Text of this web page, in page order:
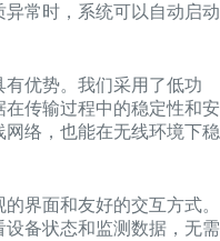
常时，系统可以自动启动
优势。我们采用了低功
传输过程中的稳定性和安
络，也能在无线环境下稳
界面和友好的交互方式。
备状态和监测数据，无需